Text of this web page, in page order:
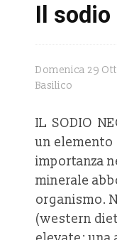
Il
Domenica 29
Basilico
IL SODIO
un elemento
importanza
minerale
organismo.
(western